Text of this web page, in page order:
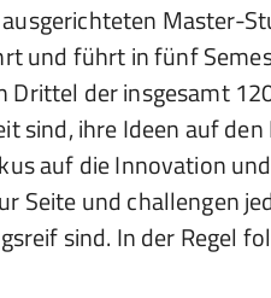
Master-
und führt in fünf
der insgesamt
sind, ihre Ideen auf
auf die Innovation
Seite und challengen
sind. In der Regel